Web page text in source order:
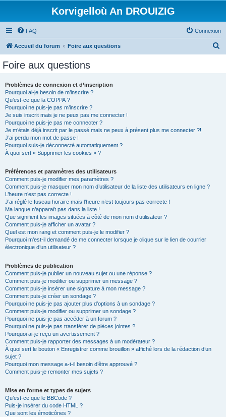
Korvigelloù An DROUIZIG
FAQ Connexion
Accueil du forum Foire aux questions
Foire aux questions
Problèmes de connexion et d’inscription
Pourquoi ai-je besoin de m’inscrire ?
Qu’est-ce que la COPPA ?
Pourquoi ne puis-je pas m’inscrire ?
Je suis inscrit mais je ne peux pas me connecter !
Pourquoi ne puis-je pas me connecter ?
Je m’étais déjà inscrit par le passé mais ne peux à présent plus me connecter ?!
J’ai perdu mon mot de passe !
Pourquoi suis-je déconnecté automatiquement ?
À quoi sert « Supprimer les cookies » ?
Préférences et paramètres des utilisateurs
Comment puis-je modifier mes paramètres ?
Comment puis-je masquer mon nom d’utilisateur de la liste des utilisateurs en ligne ?
L’heure n’est pas correcte !
J’ai réglé le fuseau horaire mais l’heure n’est toujours pas correcte !
Ma langue n’apparaît pas dans la liste !
Que signifient les images situées à côté de mon nom d’utilisateur ?
Comment puis-je afficher un avatar ?
Quel est mon rang et comment puis-je le modifier ?
Pourquoi m’est-il demandé de me connecter lorsque je clique sur le lien de courrier
électronique d’un utilisateur ?
Problèmes de publication
Comment puis-je publier un nouveau sujet ou une réponse ?
Comment puis-je modifier ou supprimer un message ?
Comment puis-je insérer une signature à mon message ?
Comment puis-je créer un sondage ?
Pourquoi ne puis-je pas ajouter plus d’options à un sondage ?
Comment puis-je modifier ou supprimer un sondage ?
Pourquoi ne puis-je pas accéder à un forum ?
Pourquoi ne puis-je pas transférer de pièces jointes ?
Pourquoi ai-je reçu un avertissement ?
Comment puis-je rapporter des messages à un modérateur ?
À quoi sert le bouton « Enregistrer comme brouillon » affiché lors de la rédaction d’un
sujet ?
Pourquoi mon message a-t-il besoin d’être approuvé ?
Comment puis-je remonter mes sujets ?
Mise en forme et types de sujets
Qu’est-ce que le BBCode ?
Puis-je insérer du code HTML ?
Que sont les émoticônes ?